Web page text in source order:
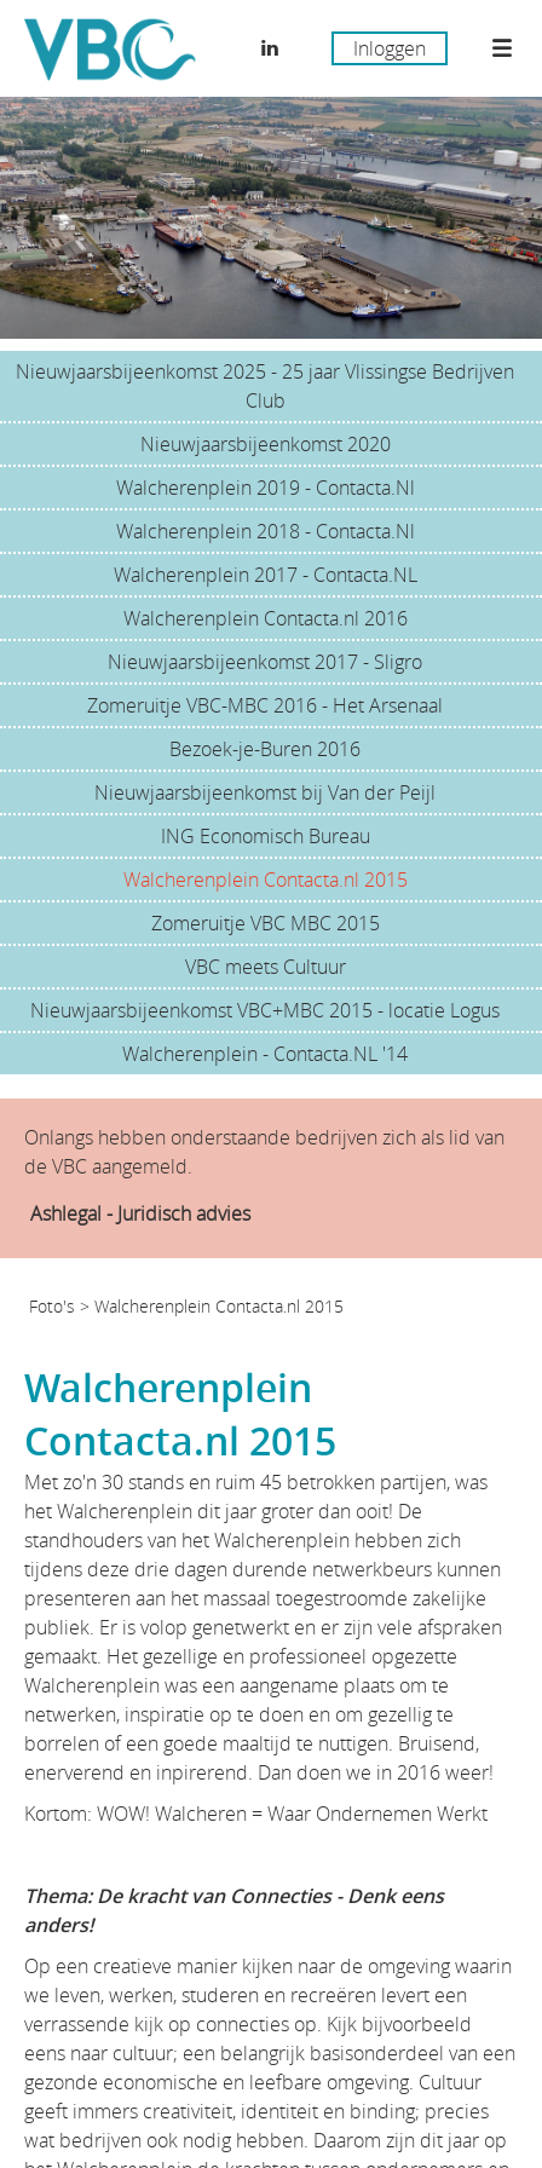
Inloggen
Nieuwjaarsbijeenkomst 2025 - 25 jaar Vlissingse Bedrijven
Club
Nieuwjaarsbijeenkomst 2020
Walcherenplein 2019 - Contacta.Nl
Walcherenplein 2018 - Contacta.Nl
Walcherenplein 2017 - Contacta.NL
Walcherenplein Contacta.nl 2016
Nieuwjaarsbijeenkomst 2017 - Sligro
Zomeruitje VBC-MBC 2016 - Het Arsenaal
Bezoek-je-Buren 2016
Nieuwjaarsbijeenkomst bij Van der Peijl
ING Economisch Bureau
Walcherenplein Contacta.nl 2015
Zomeruitje VBC MBC 2015
VBC meets Cultuur
Nieuwjaarsbijeenkomst VBC+MBC 2015 - locatie Logus
Walcherenplein - Contacta.NL '14
Onlangs hebben onderstaande bedrijven zich als lid van
de VBC aangemeld.
Ashlegal - Juridisch advies
Foto's >Walcherenplein Contacta.nl 2015
Walcherenplein
Contacta.nl 2015
Met zo'n 30 stands en ruim 45 betrokken partijen, was
het Walcherenplein dit jaar groter dan ooit! De
standhouders van het Walcherenplein hebben zich
tijdens deze drie dagen durende netwerkbeurs kunnen
presenteren aan het massaal toegestroomde zakelijke
publiek. Er is volop genetwerkt en er zijn vele afspraken
gemaakt. Het gezellige en professioneel opgezette
Walcherenplein was een aangename plaats om te
netwerken, inspiratie op te doen en om gezellig te
borrelen of een goede maaltijd te nuttigen. Bruisend,
enerverend en inpirerend. Dan doen we in 2016 weer!
Kortom: WOW! Walcheren = Waar Ondernemen Werkt
Thema: De kracht van Connecties - Denk eens
anders!
Op een creatieve manier kijken naar de omgeving waarin
we leven, werken, studeren en recreëren levert een
verrassende kijk op connecties op. Kijk bijvoorbeeld
eens naar cultuur; een belangrijk basisonderdeel van een
gezonde economische en leefbare omgeving. Cultuur
geeft immers creativiteit, identiteit en binding; precies
wat bedrijven ook nodig hebben. Daarom zijn dit jaar op